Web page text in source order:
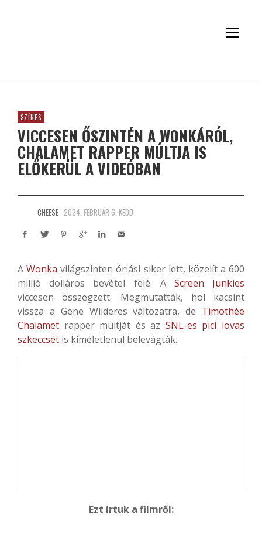
SZÍNES
VICCESEN ŐSZINTÉN A WONKÁRÓL,
CHALAMET RAPPER MÚLTJA IS
ELŐKERÜL A VIDEÓBAN
CHEESE 2024. FEBRUÁR 6. KEDD
AWonka világszinten óriási siker lett, közelít a 600
millió dolláros bevétel felé. A Screen Junkies
viccesen összegzett. Megmutatták, hol kacsint
vissza a Gene Wilderes változatra, de Timothée
Chalamet rapper múltját és az SNL-es pici lovas
szkeccsét is kíméletlenül belevágták.
Ezt írtuk a filmről: